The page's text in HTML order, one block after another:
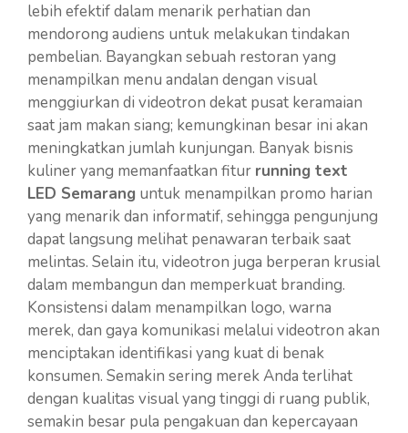
lebih efektif dalam menarik perhatian dan
mendorong audiens untuk melakukan tindakan
pembelian. Bayangkan sebuah restoran yang
menampilkan menu andalan dengan visual
menggiurkan di videotron dekat pusat keramaian
saat jam makan siang; kemungkinan besar ini akan
meningkatkan jumlah kunjungan. Banyak bisnis
kuliner yang memanfaatkan fitur running text
LED Semarang untuk menampilkan promo harian
yang menarik dan informatif, sehingga pengunjung
dapat langsung melihat penawaran terbaik saat
melintas. Selain itu, videotron juga berperan krusial
dalam membangun dan memperkuat branding.
Konsistensi dalam menampilkan logo, warna
merek, dan gaya komunikasi melalui videotron akan
menciptakan identifikasi yang kuat di benak
konsumen. Semakin sering merek Anda terlihat
dengan kualitas visual yang tinggi di ruang publik,
semakin besar pula pengakuan dan kepercayaan